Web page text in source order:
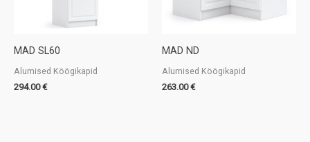
MAD SL60
Alumised Köögikapid
294.00€
MAD ND
Alumised Köögikapid
263.00€